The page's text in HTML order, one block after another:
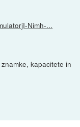
Nimh-...
kapacitete in